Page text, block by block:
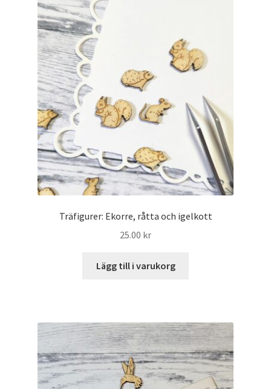
Träfigurer: Ekorre, råtta och igelkott
25.00 kr
Lägg till i varukorg